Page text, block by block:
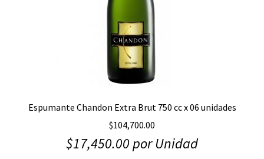
Espumante Chandon Extra Brut 750 cc x 06 unidades
$104,700.00
$17,450.00por Unidad